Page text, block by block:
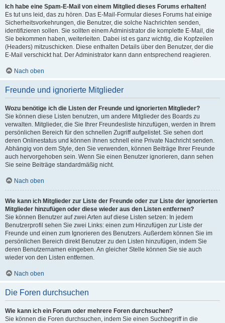
Ich habe eine Spam-E-Mail von einem Mitglied dieses Forums erhalten!
Es tut uns leid, das zu hören. Das E-Mail-Formular dieses Forums hat einige
Sicherheitsvorkehrungen, die Benutzer, die solche Nachrichten senden,
identifizieren sollen. Sie sollten einem Administrator die komplette E-Mail, die
Sie bekommen haben, weiterleiten. Dabei ist es ganz wichtig, die Kopfzeilen
(Headers) mitzuschicken. Diese enthalten Details über den Benutzer, der die
E-Mail verschickt hat. Der Administrator kann dann entsprechend reagieren.
Nach oben
Freunde und ignorierte Mitglieder
Wozu benötige ich die Listen der Freunde und ignorierten Mitglieder?
Sie können diese Listen benutzen, um andere Mitglieder des Boards zu
verwalten. Mitglieder, die Sie Ihrer Freundesliste hinzufügen, werden in Ihrem
persönlichen Bereich für den schnellen Zugriff aufgelistet. Sie sehen dort
deren Onlinestatus und können ihnen schnell eine Private Nachricht senden.
Abhängig von dem Style, den Sie verwenden, können Beiträge Ihrer Freunde
auch hervorgehoben sein. Wenn Sie einen Benutzer ignorieren, dann sehen
Sie seine Beiträge standardmäßig nicht.
Nach oben
Wie kann ich Mitglieder zur Liste der Freunde oder zur Liste der ignorierten
Mitglieder hinzufügen oder diese wieder aus den Listen entfernen?
Sie können Benutzer auf zwei Arten auf diese Listen setzen: In jedem
Benutzerprofil sehen Sie zwei Links: einen zum Hinzufügen zur Liste der
Freunde und einen zum Ignorieren des Benutzers. Außerdem können Sie im
persönlichen Bereich direkt Benutzer zu den Listen hinzufügen, indem Sie
deren Benutzernamen eingeben. An gleicher Stelle können Sie sie auch
wieder von den Listen entfernen.
Nach oben
Die Foren durchsuchen
Wie kann ich ein Forum oder mehrere Foren durchsuchen?
Sie können die Foren durchsuchen, indem Sie einen Suchbegriff in die